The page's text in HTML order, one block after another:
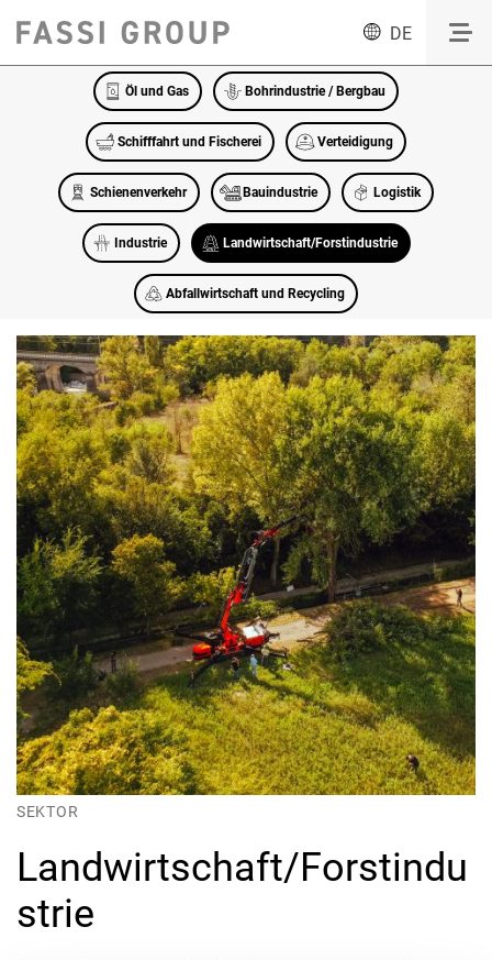
DE
Öl und Gas Bohrindustrie / Bergbau
Schifffahrt und Fischerei Verteidigung
Schienenverkehr Bauindustrie Logistik
Industrie Landwirtschaft/Forstindustrie
Abfallwirtschaft und Recycling
SEKTOR
Landwirtschaft/Forstindu
strie